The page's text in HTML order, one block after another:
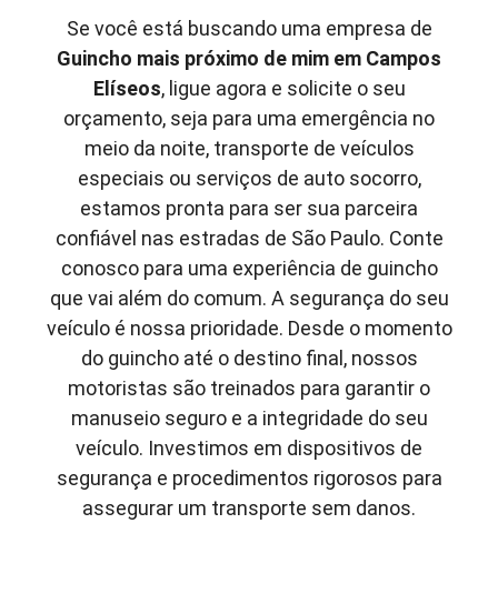
Se você está buscando uma empresa de
Guincho mais próximo de mim em Campos
Elíseos, ligue agora e solicite o seu
orçamento, seja para uma emergência no
meio da noite, transporte de veículos
especiais ou serviços de auto socorro,
estamos pronta para ser sua parceira
confiável nas estradas de São Paulo. Conte
conosco para uma experiência de guincho
que vai além do comum. A segurança do seu
veículo é nossa prioridade. Desde o momento
do guincho até o destino final, nossos
motoristas são treinados para garantir o
manuseio seguro e a integridade do seu
veículo. Investimos em dispositivos de
segurança e procedimentos rigorosos para
assegurar um transporte sem danos.